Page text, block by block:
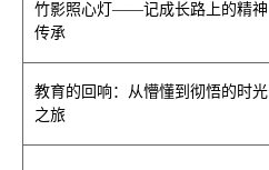
竹影照心灯——记成长路上的精神
传承
教育的回响：从懵懂到彻悟的时光
之旅